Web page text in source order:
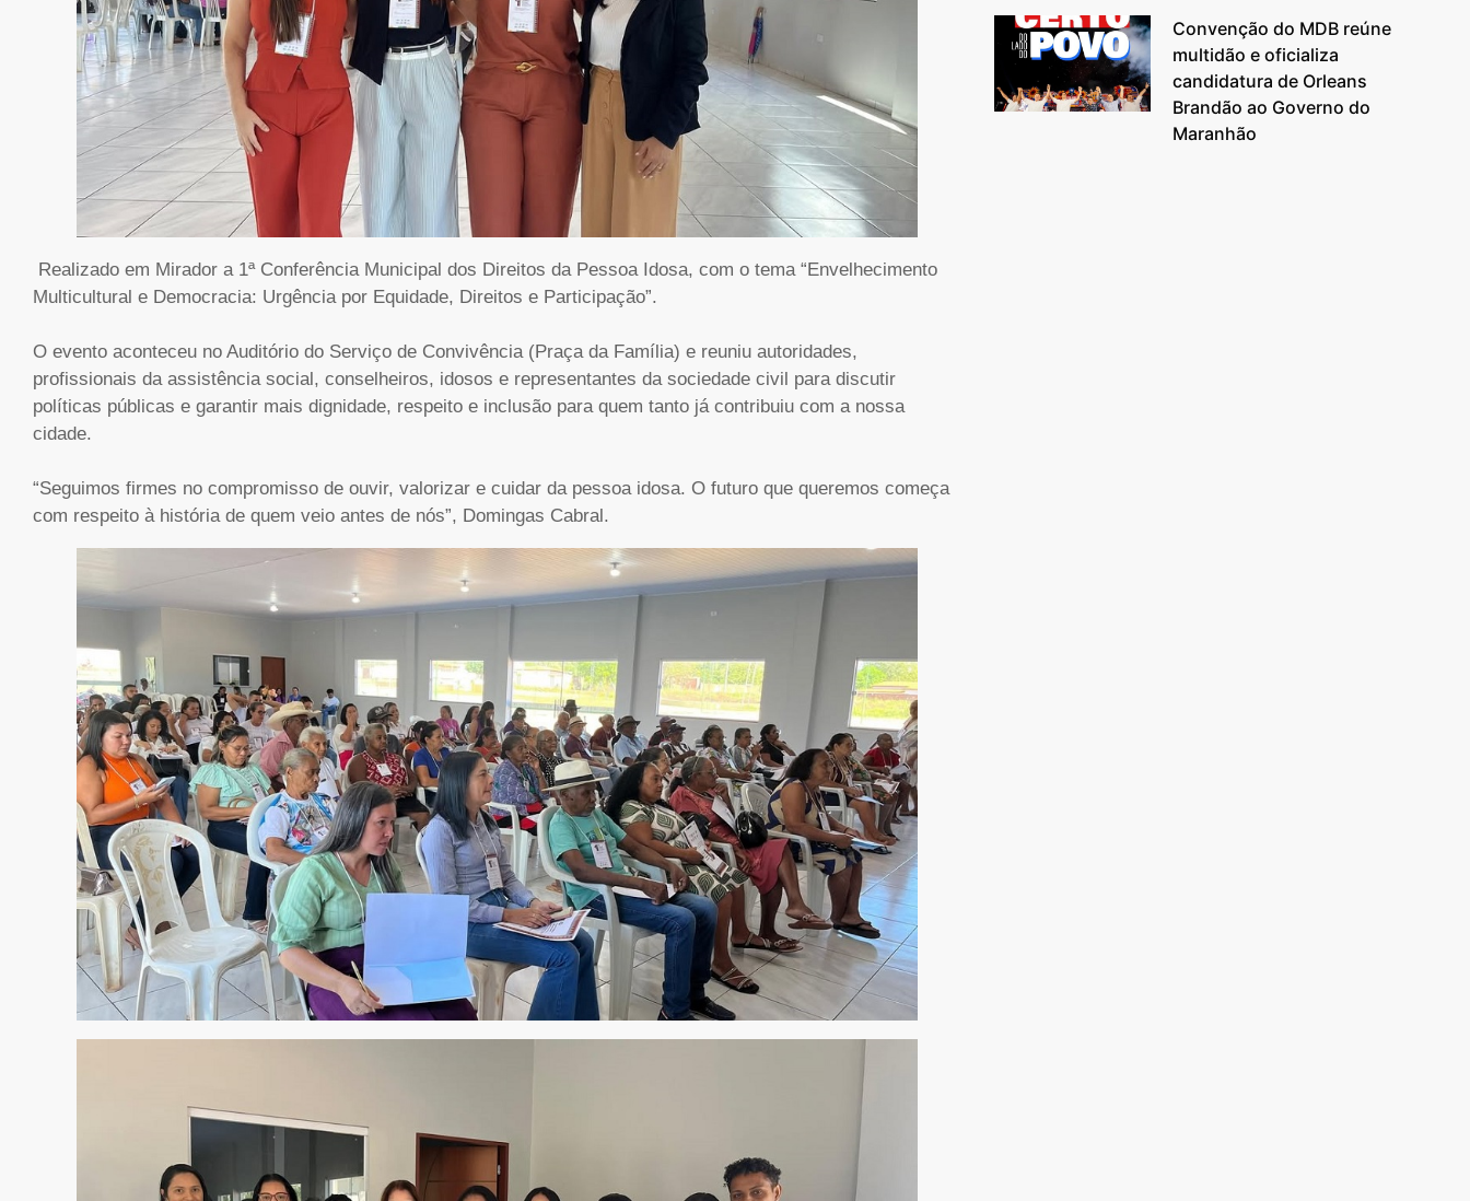
Realizado em Mirador a 1ª Conferência Municipal dos Direitos da Pessoa Idosa, com o tema “Envelhecimento
Multicultural e Democracia: Urgência por Equidade, Direitos e Participação”.
O evento aconteceu no Auditório do Serviço de Convivência (Praça da Família) e reuniu autoridades,
profissionais da assistência social, conselheiros, idosos e representantes da sociedade civil para discutir
políticas públicas e garantir mais dignidade, respeito e inclusão para quem tanto já contribuiu com a nossa
cidade.
“Seguimos firmes no compromisso de ouvir, valorizar e cuidar da pessoa idosa. O futuro que queremos começa
com respeito à história de quem veio antes de nós”, Domingas Cabral.
Convenção do MDB reúne
multidão e oficializa
candidatura de Orleans
Brandão ao Governo do
Maranhão